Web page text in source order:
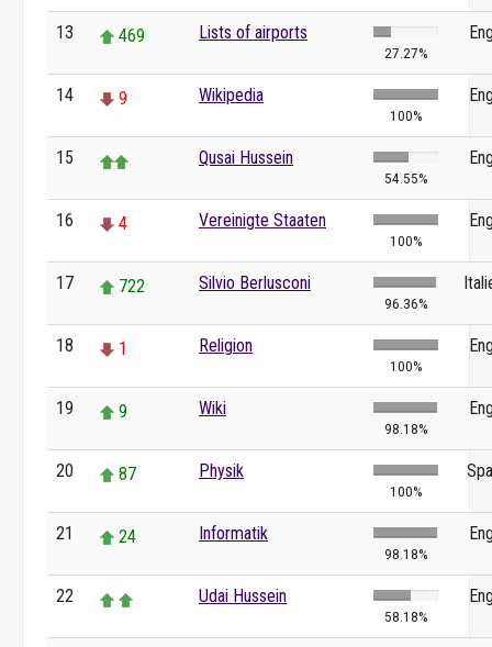
13 469 Lists of airports
27.27%
14 9 Wikipedia
100%
15 Qusai Hussein
54.55%
16 4 Vereinigte Staaten
100%
17 722 Silvio Berlusconi
96.36%
18 1 Religion
100%
19 9 Wiki
98.18%
20 87 Physik
100%
21 24 Informatik
98.18%
22 Udai Hussein
58.18%